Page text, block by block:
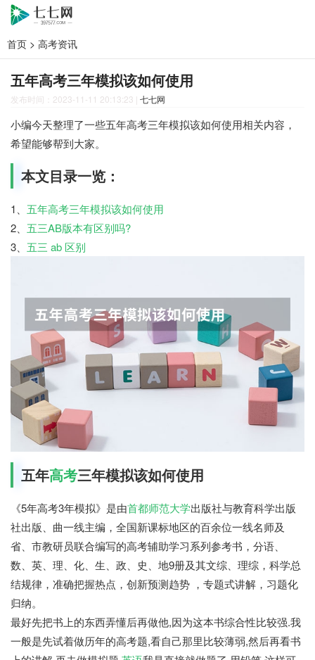
首页 > 高考资讯
五年高考三年模拟该如何使用
发布时间：2023-11-11 20:13:23 | 七七网
小编今天整理了一些五年高考三年模拟该如何使用相关内容，
希望能够帮到大家。
本文目录一览：
1、 五年高考三年模拟该如何使用
2、 五三AB版本有区别吗?
3、 五三 ab 区别
五年高考三年模拟该如何使用
《5年高考3年模拟》是由首都师范大学出版社与教育科学出版
社出版、曲一线主编，全国新课标地区的百余位一线名师及
省、市教研员联合编写的高考辅助学习系列参考书，分语、
数、英、理、化、生、政、史、地9册及其文综、理综，科学总
结规律，准确把握热点，创新预测趋势 ，专题式讲解，习题化
归纳。
最好先把书上的东西弄懂后再做他,因为这本书综合性比较强.我
一般是先试着做历年的高考题,看自己那里比较薄弱,然后再看书